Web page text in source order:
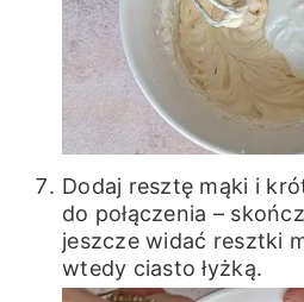
Dodaj resztę mąki i
do połączenia –
jeszcze widać resztki
wtedy ciasto łyżką.